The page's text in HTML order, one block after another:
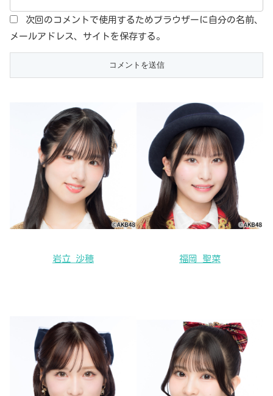
次回のコメントで使用するためブラウザーに自分の名前、
メールアドレス、サイトを保存する。
岩立 沙穂 福岡 聖菜